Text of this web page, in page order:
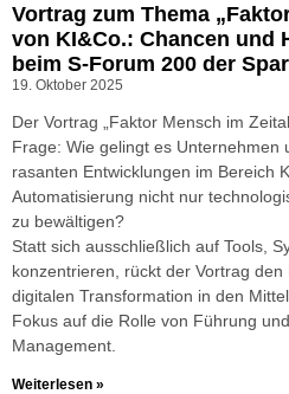
Vortrag zum Thema
von KI&Co.: Chancen und
beim S-Forum 200 der
19. Oktober 2025
Der Vortrag „Faktor Mensch im
Frage: Wie gelingt es Unternehmen
rasanten Entwicklungen im Bereich
Automatisierung nicht nur
zu bewältigen?
Statt sich ausschließlich auf Tools,
konzentrieren, rückt der Vortrag
digitalen Transformation in den
Fokus auf die Rolle von Führung
Management.
Weiterlesen »